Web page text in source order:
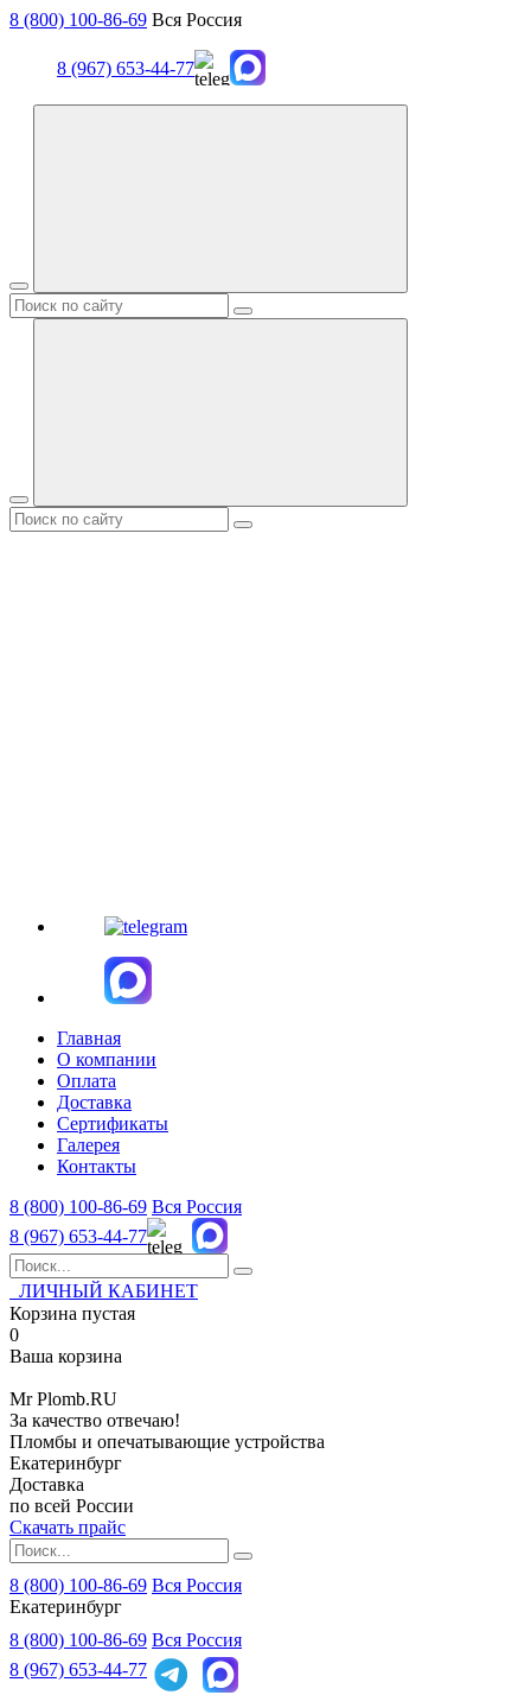
8 (800) 100-86-69 Вся Россия
8 (967) 653-44-77
Главная
О компании
Оплата
Доставка
Сертификаты
Галерея
Контакты
8 (800) 100-86-69 Вся Россия
8 (967) 653-44-77
ЛИЧНЫЙ КАБИНЕТ
Корзина пустая
0
Ваша корзина
MrPlomb.RU
За качество отвечаю!
Пломбы и опечатывающие устройства
Екатеринбург
Доставка
по всей России
Скачать прайс
8 (800) 100-86-69 Вся Россия
Екатеринбург
8 (800) 100-86-69 Вся Россия
8 (967) 653-44-77